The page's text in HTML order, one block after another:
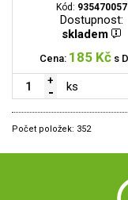
Kód: 935470057
Dostupnost:
skladem
Cena: 185 Kč s
ks
Počet položek: 352